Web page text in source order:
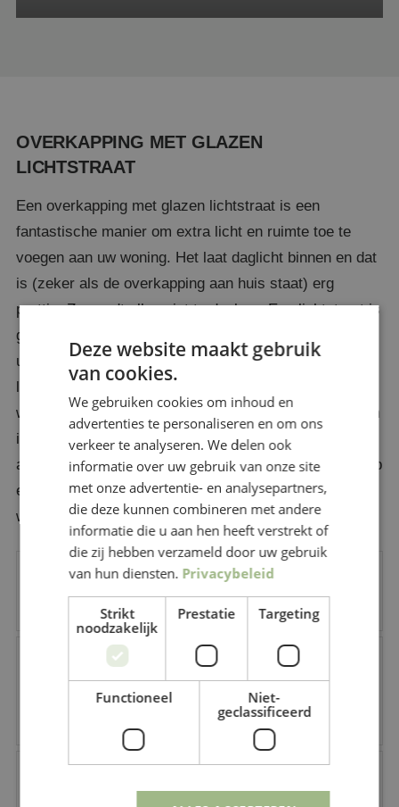
OVERKAPPING MET GLAZEN
LICHTSTRAAT
Een overkapping met glazen lichtstraat is een
fantastische manier om extra licht en ruimte toe te
voegen aan uw woning. Het laat daglicht binnen en dat
is (zeker als de overkapping aan huis staat) erg
prettig. Zo wordt alles niet te donker. Een lichtstraat is
geïntegreerd in het dak van de overkapping en bestaat
uit verschillende glazen panelen die zorgen voor extra
lichtinval. Dit creëert een lichte, ruimtelijke sfeer,
waardoor de overkapping nog aantrekkelijker wordt om
in te verblijven. U kunt kiezen uit verschillende
afmetingen, kleuren en modellen zodat alles precies op
elkaar afgestemd kan worden. Onze specialisten in de
winkel helpen u hier graag bij!
Past een glazen schuifwand op
een bestaande overkapping?
Wat is het verschil tussen
helder en getint glas bij een
Deze website maakt gebruik
van cookies.
We gebruiken cookies om inhoud en
advertenties te personaliseren en om ons
verkeer te analyseren. We delen ook
informatie over uw gebruik van onze site
met onze advertentie- en analysepartners,
die deze kunnen combineren met andere
informatie die u aan hen heeft verstrekt of
die zij hebben verzameld door uw gebruik
van hun diensten. Privacybeleid
Strikt
noodzakelijk
Prestatie Targeting
Functioneel
Niet-
geclassificeerd